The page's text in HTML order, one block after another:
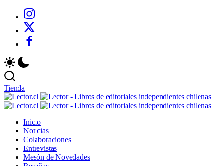
Instagram
X
Facebook
Tienda
-
Revista
Libros
Chilenos
Literatura
Chilena
Lector
Libros
Chilenos
Literatura
Chilena
Inicio
Noticias
Colaboraciones
Entrevistas
Mesón de Novedades